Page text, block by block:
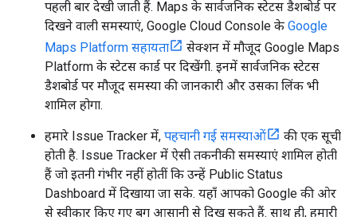
पहली बार देखी जाती हैं. Maps के सार्वजनिक स्टेटस डैशबोर्ड पर
दिखने वाली समस्याएं, Google Cloud Console के Google
Maps Platform सहायता
सेक्शन में मौजूद Google Maps
Platform के स्टेटस कार्ड पर दिखेंगी. इनमें सार्वजनिक स्टेटस
डैशबोर्ड पर मौजूद समस्या की जानकारी और उसका लिंक भी
शामिल होगा.
हमारे Issue Tracker में, पहचानी गई समस्याओं
की एक सूची
होती है. Issue Tracker में ऐसी तकनीकी समस्याएं शामिल होती
हैं जो इतनी गंभीर नहीं होतीं कि उन्हें Public Status
Dashboard में दिखाया जा सके. यहाँ आपको Google की ओर
से स्वीकार किए गए बग आसानी से दिख सकते हैं. साथ ही, हमारी